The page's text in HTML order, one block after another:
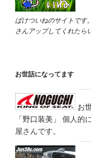
ばけついねのサイトです
さんアップしてくれたら
お世話になってます
お
「野口装美」
個人的
屋さんです。